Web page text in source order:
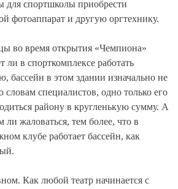
для спортшколы приобрести
фотоаппарат и другую оргтехнику.
во время открытия «Чемпиона»
ли в спорткомплексе работать
бассейн в этом здании изначально не
специалистов, одно только его
району в кругленькую сумму. А
ли жаловаться, тем более, что в
клубе работает бассейн, как
Как любой театр начинается с